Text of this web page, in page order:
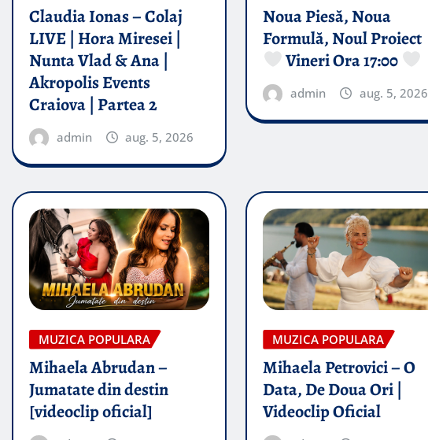
Claudia Ionas – Colaj
LIVE | Hora Miresei |
Nunta Vlad & Ana |
Akropolis Events
Craiova | Partea 2
admin aug. 5, 2026
Noua Piesă, Noua
Formulă, Noul Proiect
Vineri Ora 17:00
admin aug. 5, 2026
MUZICA POPULARA
Mihaela Abrudan –
Jumatate din destin
[videoclip oficial]
MUZICA POPULARA
Mihaela Petrovici – O
Data, De Doua Ori |
Videoclip Oficial